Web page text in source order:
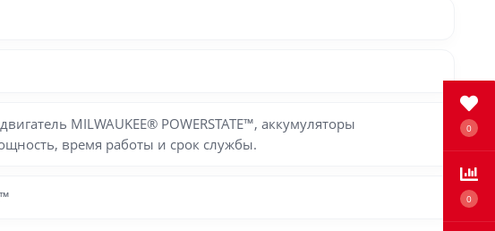
0
0
MILWAUKEE® POWERSTATE™, аккумуляторы
время работы и срок службы.